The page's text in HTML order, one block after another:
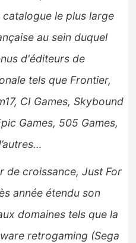
catalogue le plus large
au sein duquel
d'éditeurs de
tels que Frontier,
CI Games, Skybound
Games, 505 Games,
de croissance, Just For
année étendu son
domaines tels que la
retrogaming (Sega